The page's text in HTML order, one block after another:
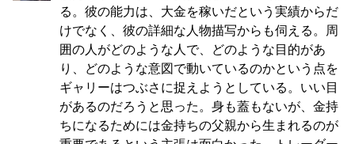
る。彼の能力は、大金を稼いだという実績からだ
けでなく、彼の詳細な人物描写からも伺える。周
囲の人がどのような人で、どのような目的があ
り、どのような意図で動いているのかという点を
ギャリーはつぶさに捉えようとしている。いい目
があるのだろうと思った。身も蓋もないが、金持
ちになるためには金持ちの父親から生まれるのが